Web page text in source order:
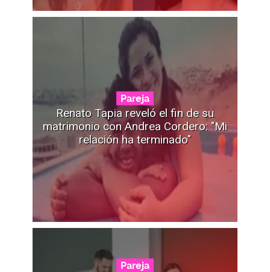
Pareja
Renato Tapia reveló el fin de su
matrimonio con Andrea Cordero: "Mi
relación ha terminado"
Pareja